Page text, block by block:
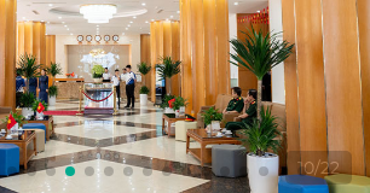
10/22